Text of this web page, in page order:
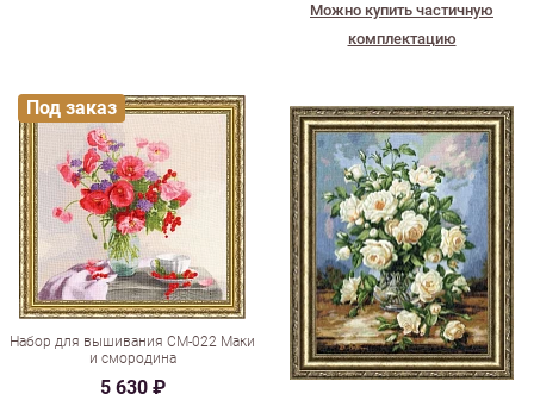
Можно купить частичную
комплектацию
Набор для вышивания СМ-022 Маки
и смородина
5 630 ₽
Под заказ